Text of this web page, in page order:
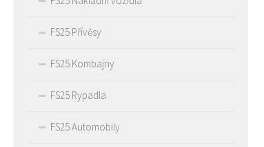
FS25 Přívěsy
FS25 Kombajny
FS25 Rypadla
FS25 Automobily